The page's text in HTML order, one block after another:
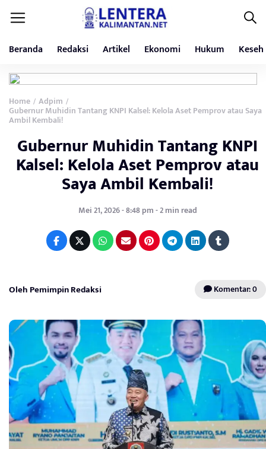
Beranda Redaksi Artikel Ekonomi Hukum
Home / Adpim /
Gubernur Muhidin Tantang KNPI Kalsel: Kelola Aset Pemprov atau Saya
Ambil Kembali!
Gubernur Muhidin Tantang KNPI
Kalsel: Kelola Aset Pemprov atau
Saya Ambil Kembali!
Mei 21, 2026 - 8:48 pm - 2 min read
Oleh Pemimpin Redaksi Komentar: 0